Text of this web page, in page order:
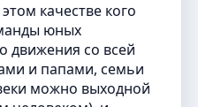
качестве кого
юных
движения со всей
и папами, семьи
можно выходной